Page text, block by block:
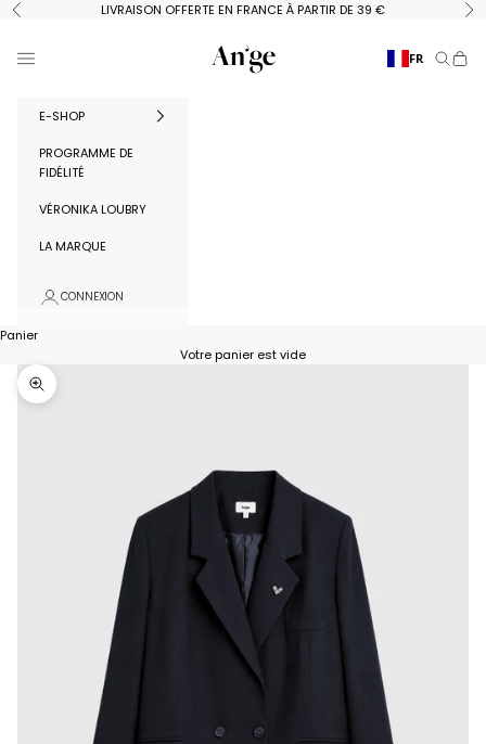
Passer au contenu
Précédent LIVRAISON OFFERTE EN FRANCE À PARTIR DE 39 €
Ange Paris
Menu FR
E-SHOP
PROGRAMME DE
FIDÉLITÉ
VÉRONIKA LOUBRY
LA MARQUE
CONNEXION
Panier
Votre panier est vide
Zoomer sur l'image